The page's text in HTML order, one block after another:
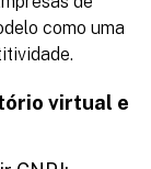
como uma
virtual e